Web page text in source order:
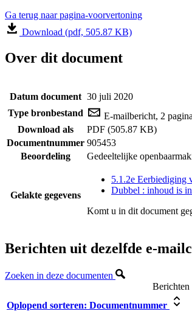
Ga terug naar pagina-voorvertoning
Download (pdf, 505.87 KB)
Over dit document
Datum document 30 juli 2020
Type bronbestand
E-mailbericht, 2
Download als
PDF (505.87 KB)
Documentnummer 905453
Beoordeling
Gedeeltelijke
Gelakte gegevens
5.1.2e Eerbiediging
Dubbel : inhoud is
Komt u in dit document
Berichten uit dezelfde e-
Zoeken in deze documenten
Berichten
Oplopend sorteren: Documentnummer